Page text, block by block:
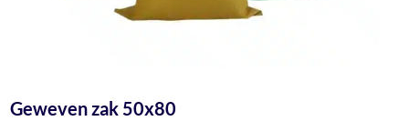
Geweven zak 50x80